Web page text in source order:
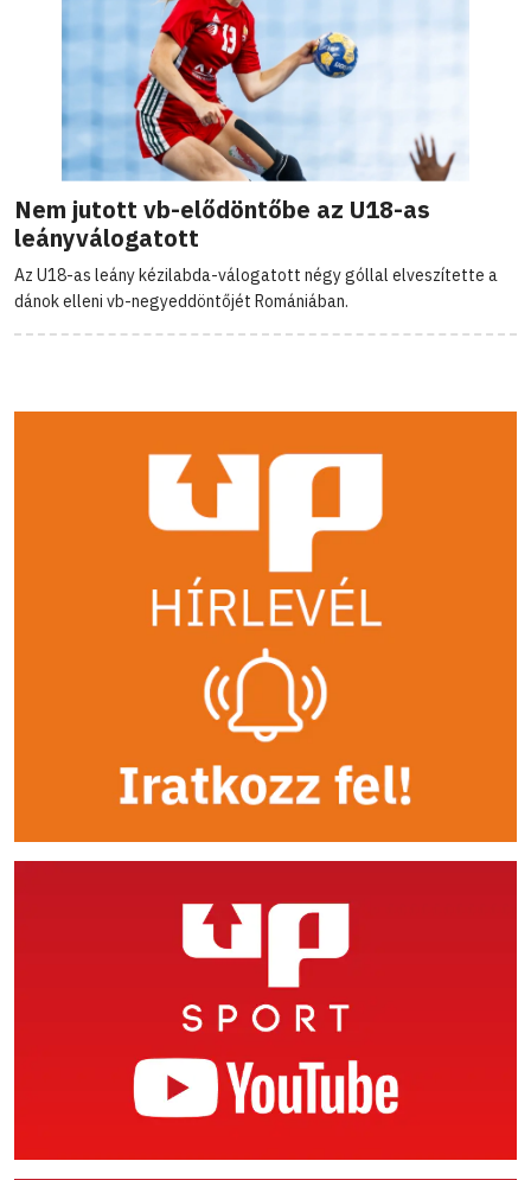
Nem jutott vb-elődöntőbe az U18-as
leányválogatott
Az U18-as leány kézilabda-válogatott négy góllal elveszítette a
dánok elleni vb-negyeddöntőjét Romániában.